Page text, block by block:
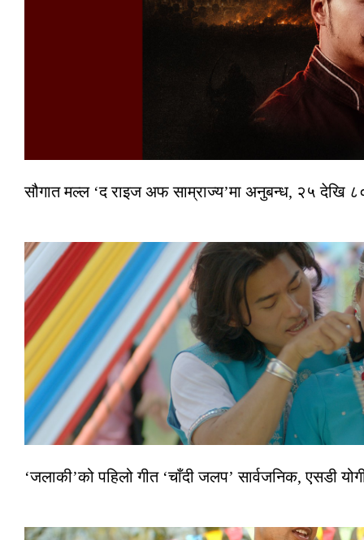
सौगात मल्ल ‘द राइज अफ साम्राज्य’मा अनुबन्ध, २५ देखि
‘जलाकी’को पहिलो गीत ‘चाँदी जलप’ सार्वजनिक, एसडी